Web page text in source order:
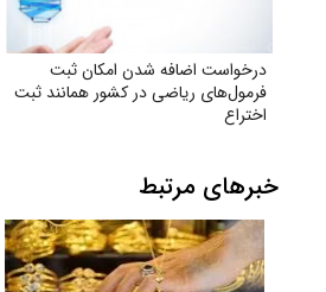
درخواست اضافه شدن امکان ثبت
فرمول‌های ریاضی در کشور همانند ثبت
اختراع
خبرهای مرتبط